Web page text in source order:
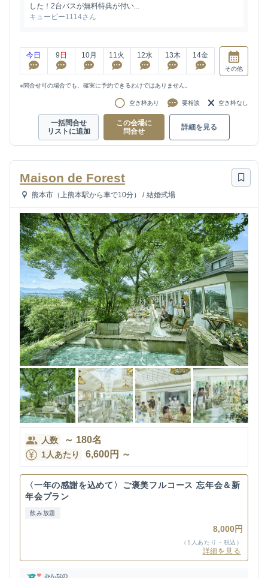
した！2台バスが無料特典が付い...
キューピー1114さん
今日 9 日 10月 11火 12水 13木 14金
その他
※問合せ可の場合でも、確実に予約できるわけではありません。
空き枠あり 要相談 空き枠なし
一括問合せ
リストに追加
この会場に
問合せ
詳細を見る
Maison de Forest
熊本市（上熊本駅から車で10分） / 結婚式場
人数 ～ 180名
1人あたり 6,600円 ～
〈一年の感謝を込めて〉ご褒美フルコース 忘年会＆新
年会プラン
飲み放題
8,000円
（1人あたり・税込）
詳細を見る